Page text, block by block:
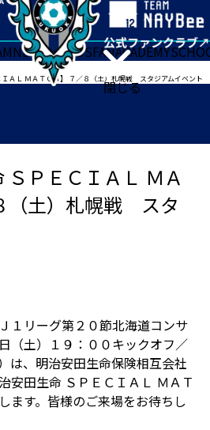
閉じる
NEWSGOODSFANACADEMY
ＩＡＬ ＭＡＴＣＨ】 ７／８（土）札幌戦 スタジアムイベント
ＳＰＥＣＩＡＬ ＭＡ
（土）札幌戦 スタ
１リーグ第２０節北海道コンサ
（土）１９：００キックオフ／
は、明治安田生命保険相互会社
安田生命 ＳＰＥＣＩＡＬ ＭＡＴ
ます。皆様のご来場をお待ちし